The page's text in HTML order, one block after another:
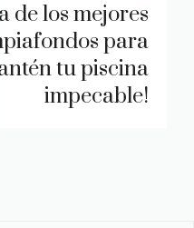
de los mejores
para
tu piscina
impecable!